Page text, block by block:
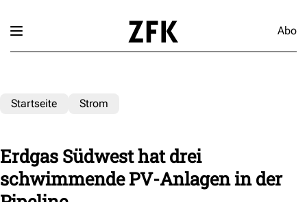
Abo
Startseite Strom
Erdgas Südwest hat drei
schwimmende PV-Anlagen in der